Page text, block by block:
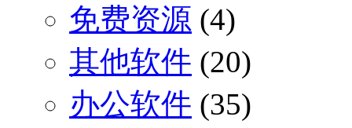
免费资源 (4)
其他软件 (20)
办公软件 (35)